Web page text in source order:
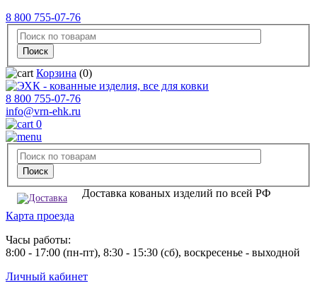
8 800 755-07-76
Корзина (0)
8 800 755-07-76
info@vrn-ehk.ru
0
Доставка кованых изделий по всей РФ
Карта проезда
Часы работы:
8:00 - 17:00 (пн-пт), 8:30 - 15:30 (сб), воскресенье - выходной
Личный кабинет